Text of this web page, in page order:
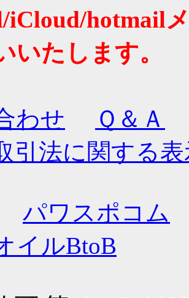
hotmail
いたします。
わせ
Ｑ＆Ａ
引法に関する
パワスポコム
イルBtoB